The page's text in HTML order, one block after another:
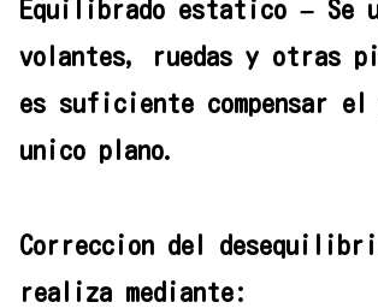
Equilibrado estatico – Se
volantes, ruedas y otras
es suficiente compensar el
unico plano.
Correccion del
realiza mediante: